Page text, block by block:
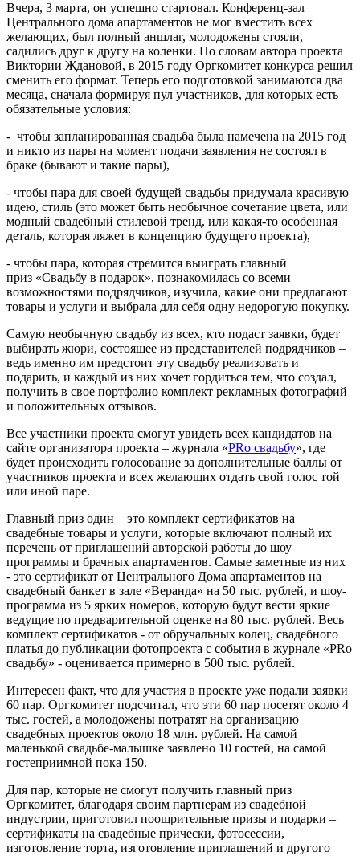
Вчера, 3 марта, он успешно стартовал. Конференц-зал
Центрального дома апартаментов не мог вместить всех
желающих, был полный аншлаг, молодожены стояли,
садились друг к другу на коленки. По словам автора проекта
Виктории Ждановой, в 2015 году Оргкомитет конкурса решил
сменить его формат. Теперь его подготовкой занимаются два
месяца, сначала формируя пул участников, для которых есть
обязательные условия:
- чтобы запланированная свадьба была намечена на 2015 год
и никто из пары на момент подачи заявления не состоял в
браке (бывают и такие пары),
- чтобы пара для своей будущей свадьбы придумала красивую
идею, стиль (это может быть необычное сочетание цвета, или
модный свадебный стилевой тренд, или какая-то особенная
деталь, которая ляжет в концепцию будущего проекта),
- чтобы пара, которая стремится выиграть главный
приз «Свадьбу в подарок», познакомилась со всеми
возможностями подрядчиков, изучила, какие они предлагают
товары и услуги и выбрала для себя одну недорогую покупку.
Самую необычную свадьбу из всех, кто подаст заявки, будет
выбирать жюри, состоящее из представителей подрядчиков –
ведь именно им предстоит эту свадьбу реализовать и
подарить, и каждый из них хочет гордиться тем, что создал,
получить в свое портфолио комплект рекламных фотографий
и положительных отзывов.
Все участники проекта смогут увидеть всех кандидатов на
сайте организатора проекта – журнала «PRо свадьбу», где
будет происходить голосование за дополнительные баллы от
участников проекта и всех желающих отдать свой голос той
или иной паре.
Главный приз один – это комплект сертификатов на
свадебные товары и услуги, которые включают полный их
перечень от приглашений авторской работы до шоу
программы и брачных апартаментов. Самые заметные из них
- это сертификат от Центрального Дома апартаментов на
свадебный банкет в зале «Веранда» на 50 тыс. рублей, и шоу-
программа из 5 ярких номеров, которую будут вести яркие
ведущие по предварительной оценке на 80 тыс. рублей. Весь
комплект сертификатов - от обручальных колец, свадебного
платья до публикации фотопроекта с события в журнале «PRо
свадьбу» - оценивается примерно в 500 тыс. рублей.
Интересен факт, что для участия в проекте уже подали заявки
60 пар. Оргкомитет подсчитал, что эти 60 пар посетят около 4
тыс. гостей, а молодожены потратят на организацию
свадебных проектов около 18 млн. рублей. На самой
маленькой свадьбе-малышке заявлено 10 гостей, на самой
гостеприимной пока 150.
Для пар, которые не смогут получить главный приз
Оргкомитет, благодаря своим партнерам из свадебной
индустрии, приготовил поощрительные призы и подарки –
сертификаты на свадебные прически, фотосессии,
изготовление торта, изготовление приглашений и другого